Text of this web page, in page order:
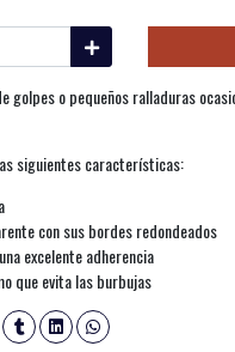
golpes o pequeños ralladuras
siguientes características:
con sus bordes redondeados
excelente adherencia
que evita las burbujas